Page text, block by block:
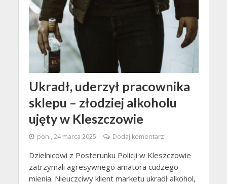
Ukradł, uderzył pracownika
sklepu – złodziej alkoholu
ujęty w Kleszczowie
pon., 24 marca 2025 Dodaj komentarz
Dzielnicowi z Posterunku Policji w Kleszczowie
zatrzymali agresywnego amatora cudzego
mienia. Nieuczciwy klient marketu ukradł alkohol,